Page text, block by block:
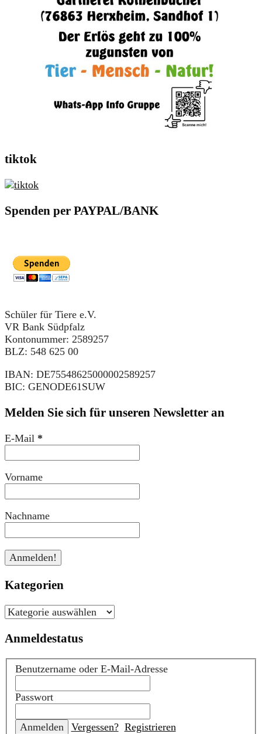
tiktok
Spenden per PAYPAL/BANK
Schüler für Tiere e.V.
VR Bank Südpfalz
Kontonummer: 2589257
BLZ: 548 625 00
IBAN: DE75548625000002589257
BIC: GENODE61SUW
Melden Sie sich für unseren Newsletter an
E-Mail *
Vorname
Nachname
Kategorien
Kategorien
Anmeldestatus
Benutzername oder E-Mail-Adresse
Passwort
Vergessen? Registrieren